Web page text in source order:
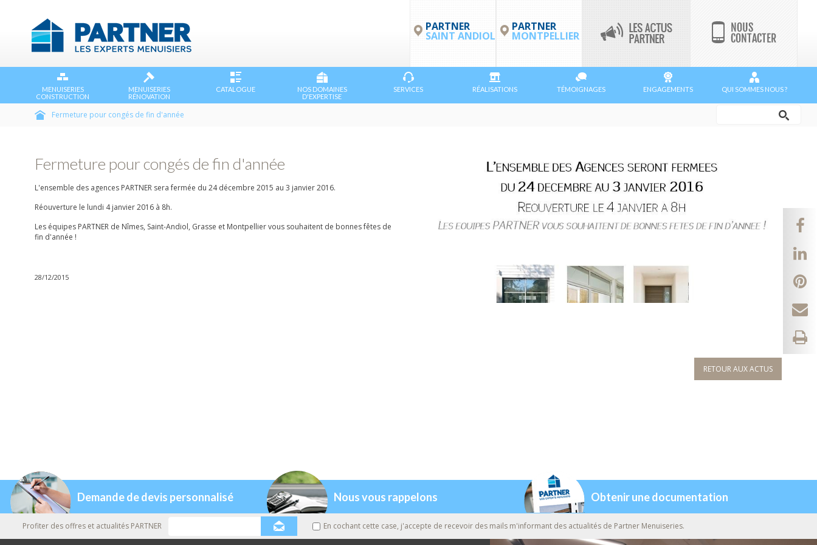
PARTNER
MONTPELLIER
PARTNER
SAINT ANDIOL
MENUISERIES
CONSTRUCTION
MENUISERIES
RÉNOVATION
CATALOGUE
NOS DOMAINES
D'EXPERTISE
SERVICES RÉALISATIONS TÉMOIGNAGES ENGAGEMENTS QUI SOMMES NOUS ?
Fermeture pour congés de fin d'année
Fermeture pour congés de fin d'année
L'ensemble des agences PARTNER sera fermée du 24 décembre 2015 au 3 janvier 2016.
Réouverture le lundi 4 janvier 2016 à 8h.
Les équipes PARTNER de Nîmes, Saint-Andiol, Grasse et Montpellier vous souhaitent de bonnes fêtes de
fin d'année !
28/12/2015
RETOUR AUX ACTUS
Demande de devis personnalisé Nous vous rappelons Obtenir une documentation
Profiter des offres et actualités PARTNER En cochant cette case, j'accepte de recevoir des mails m'informant des actualités de Partner Menuiseries.